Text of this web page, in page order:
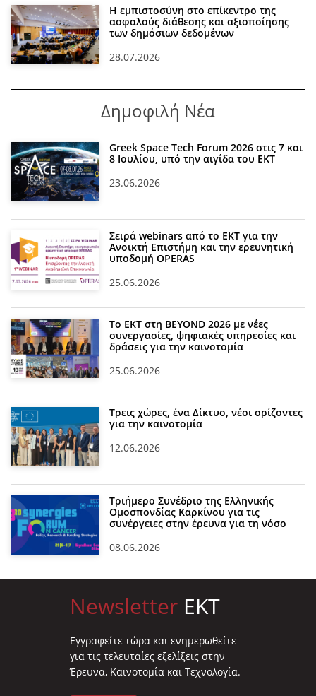
Η εμπιστοσύνη στο επίκεντρο της
ασφαλούς διάθεσης και αξιοποίησης
των δημόσιων δεδομένων
28.07.2026
Δημοφιλή Νέα
Greek Space Tech Forum 2026 στις 7 και
8 Ιουλίου, υπό την αιγίδα του ΕΚΤ
23.06.2026
Σειρά webinars από το ΕΚΤ για την
Ανοικτή Επιστήμη και την ερευνητική
υποδομή OPERAS
25.06.2026
Το ΕΚΤ στη BEYOND 2026 με νέες
συνεργασίες, ψηφιακές υπηρεσίες και
δράσεις για την καινοτομία
25.06.2026
Τρεις χώρες, ένα Δίκτυο, νέοι ορίζοντες
για την καινοτομία
12.06.2026
Τριήμερο Συνέδριο της Ελληνικής
Ομοσπονδίας Καρκίνου για τις
συνέργειες στην έρευνα για τη νόσο
08.06.2026
Newsletter EKT
Eγγραφείτε τώρα και ενημερωθείτε
για τις τελευταίες εξελίξεις στην
Έρευνα, Καινοτομία και Τεχνολογία.